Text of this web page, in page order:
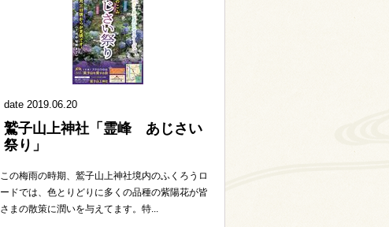
date 2019.06.20
鷲子山上神社「霊峰 あじさい
祭り」
この梅雨の時期、鷲子山上神社境内のふくろうロ
ードでは、色とりどりに多くの品種の紫陽花が皆
さまの散策に潤いを与えてます。特...